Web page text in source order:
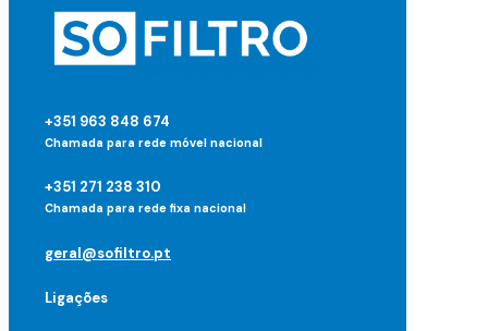
+351 963 848 674
Chamada para rede móvel nacional
+351 271 238 310
Chamada para rede fixa nacional
geral@sofiltro.pt
Ligações